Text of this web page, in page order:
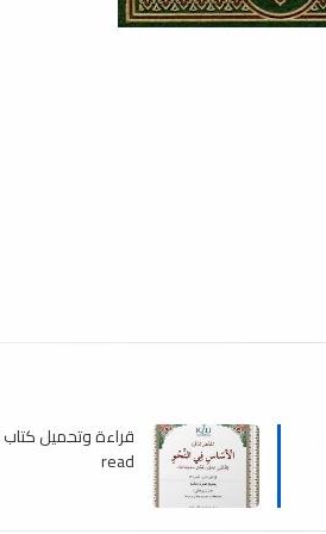
قراءة وتحميل
read